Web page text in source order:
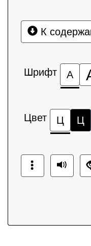
К
Шрифт А
Цвет Ц Ц